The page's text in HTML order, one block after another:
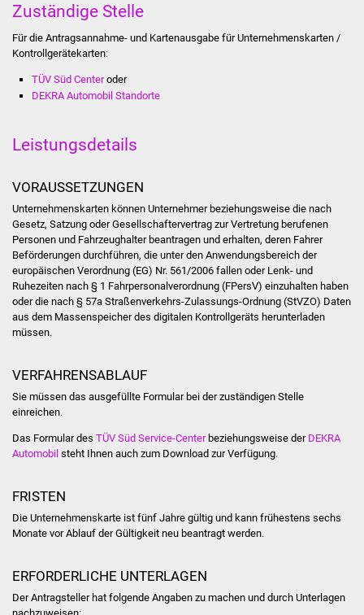
Formulare
Kolping-Musikschule
Volkshochschule
Soziale Einrichtungen
Fachteam Jugend
Suenergie
Zuständige Stelle
Für die Antragsannahme- und Kartenausgabe für Unternehmenskarten /
Kontrollgerätekarten:
TÜV Süd Centeroder
DEKRA Automobil Standorte
Leistungsdetails
VORAUSSETZUNGEN
Unternehmenskarten können Unternehmer beziehungsweise die nach
Gesetz, Satzung oder Gesellschaftervertrag zur Vertretung berufenen
Personen und Fahrzeughalter beantragen und erhalten, deren Fahrer
Beförderungen durchführen, die unter den Anwendungsbereich der
europäischen Verordnung (EG) Nr. 561/2006 fallen oder Lenk- und
Ruhezeiten nach § 1 Fahrpersonalverordnung (FPersV) einzuhalten haben
oder die nach § 57a Straßenverkehrs-Zulassungs-Ordnung (StVZO) Daten
aus dem Massenspeicher des digitalen Kontrollgeräts herunterladen
müssen.
VERFAHRENSABLAUF
Sie müssen das ausgefüllte Formular bei der zuständigen Stelle
einreichen.
Das Formular des TÜV Süd Service-Centerbeziehungsweise derDEKRA
Automobil steht Ihnen auch zum Download zur Verfügung.
FRISTEN
Die Unternehmenskarte ist fünf Jahre gültig und kann frühestens sechs
Monate vor Ablauf der Gültigkeit neu beantragt werden.
ERFORDERLICHE UNTERLAGEN
Der Antragsteller hat folgende Angaben zu machen und durch Unterlagen